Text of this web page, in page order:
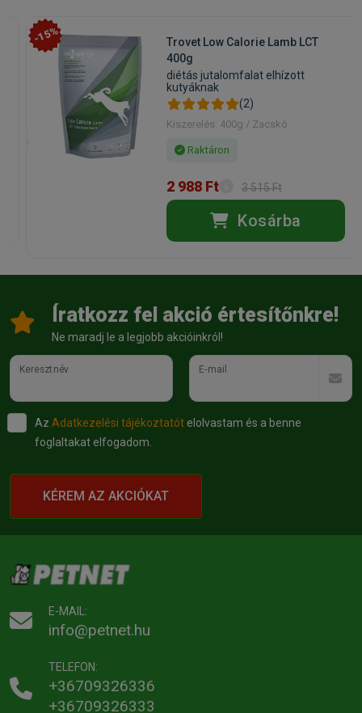
-15%
Trovet Low Calorie Lamb LCT
400g
diétás jutalomfalat elhízott
kutyáknak
(2)
Kiszerelés: 400g / Zacskó
Raktáron
2 988 Ft 3 515 Ft
Kosárba
Íratkozz fel akció értesítőnkre!
Ne maradj le a legjobb akcióinkról!
Keresztnév E-mail
Az Adatkezelési tájékoztatót elolvastam és a benne
foglaltakat elfogadom.
KÉREM AZ AKCIÓKAT
E-MAIL:
info@petnet.hu
TELEFON:
+36709326336
+36709326333